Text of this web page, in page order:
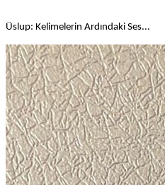
Üslup: Kelimelerin Ardındaki Ses...